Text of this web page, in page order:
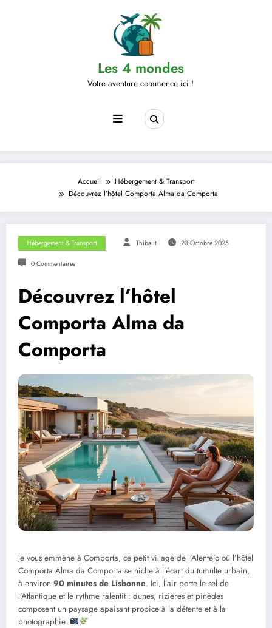
Les 4 mondes
Votre aventure commence ici !
Accueil
Hébergement & Transport
Découvrez l’hôtel Comporta Alma da Comporta
Hébergement & Transport Thibaut 23 Octobre 2025
0 Commentaires
Découvrez l’hôtel
Comporta Alma da
Comporta
Je vous emmène à Comporta, ce petit village de l’Alentejo où l’hôtel
Comporta Alma da Comporta se niche à l’écart du tumulte urbain,
à environ 90 minutes de Lisbonne. Ici, l’air porte le sel de
l’Atlantique et le rythme ralentit : dunes, rizières et pinèdes
composent un paysage apaisant propice à la détente et à la
photographie.